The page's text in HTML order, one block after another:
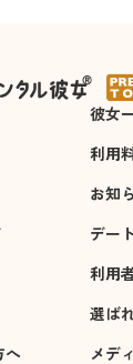
彼女
利用
お知
デー
利用
選ば
へ
メデ